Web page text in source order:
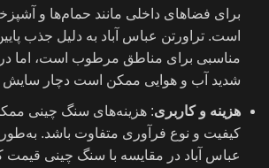
برای فضاهای داخلی مانند حمام‌ها و
است. تراورتن عباس آباد به دلیل جذب
مناسبی برای مناطق مرطوب است، اما
شدید آب و هوایی ممکن است دچار
هزینه و کاربری: هزینه‌های سنگ چینی
کیفیت و نوع فرآوری متفاوت باشد. به‌طور
عباس آباد در مقایسه با سنگ چینی قیمت